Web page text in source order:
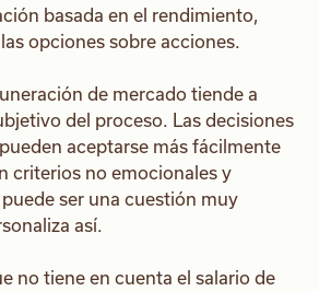
basada en el rendimiento,
opciones sobre acciones.
de mercado tiende a
del proceso. Las decisiones
aceptarse más fácilmente
criterios no emocionales y
ser una cuestión muy
así.
no tiene en cuenta el salario de